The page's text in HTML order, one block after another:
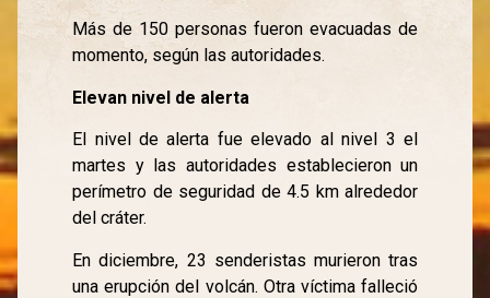
Más de 150 personas fueron evacuadas de
momento, según las autoridades.
Elevan nivel de alerta
El nivel de alerta fue elevado al nivel 3 el
martes y las autoridades establecieron un
perímetro de seguridad de 4.5 km alrededor
del cráter.
En diciembre, 23 senderistas murieron tras
una erupción del volcán. Otra víctima falleció